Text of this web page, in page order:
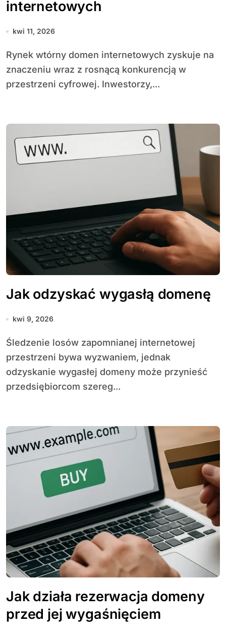
internetowych
kwi 11, 2026
Rynek wtórny domen internetowych zyskuje na
znaczeniu wraz z rosnącą konkurencją w
przestrzeni cyfrowej. Inwestorzy,...
Jak odzyskać wygasłą domenę
kwi 9, 2026
Śledzenie losów zapomnianej internetowej
przestrzeni bywa wyzwaniem, jednak
odzyskanie wygasłej domeny może przynieść
przedsiębiorcom szereg...
Jak działa rezerwacja domeny
przed jej wygaśnięciem